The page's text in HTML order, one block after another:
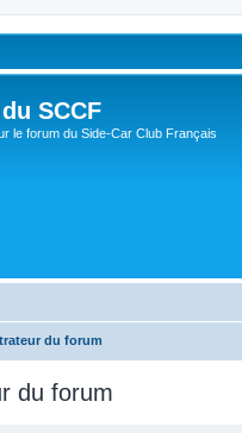
SCCF
le forum du Side-Car Club Français
du forum
du forum